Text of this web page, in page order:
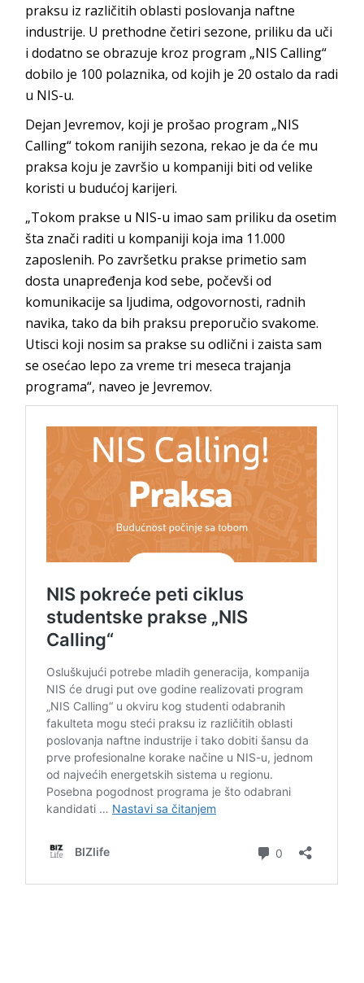
praksu iz različitih oblasti poslovanja naftne
industrije. U prethodne četiri sezone, priliku da uči
i dodatno se obrazuje kroz program „NIS Calling“
dobilo je 100 polaznika, od kojih je 20 ostalo da radi
u NIS-u.
Dejan Jevremov, koji je prošao program „NIS
Calling“ tokom ranijih sezona, rekao je da će mu
praksa koju je završio u kompaniji biti od velike
koristi u budućoj karijeri.
„Tokom prakse u NIS-u imao sam priliku da osetim
šta znači raditi u kompaniji koja ima 11.000
zaposlenih. Po završetku prakse primetio sam
dosta unapređenja kod sebe, počevši od
komunikacije sa ljudima, odgovornosti, radnih
navika, tako da bih praksu preporučio svakome.
Utisci koji nosim sa prakse su odlični i zaista sam
se osećao lepo za vreme tri meseca trajanja
programa“, naveo je Jevremov.